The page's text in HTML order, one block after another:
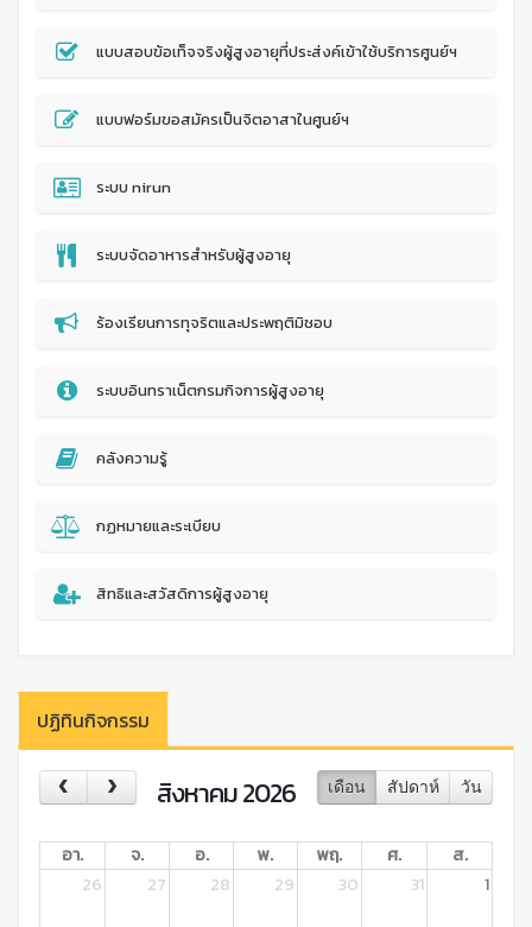
แบบสอบข้อเท็จจริงผู้สูงอายุที่ประส่งค์เข้าใช้บริการศูนย์ฯ
แบบฟอร์มขอสมัครเป็นจิตอาสาในศูนย์ฯ
ระบบ nirun
ระบบจัดอาหารสำหรับผู้สูงอายุ
ร้องเรียนการทุจริตและประพฤติมิชอบ
ระบบอินทราเน็ตกรมกิจการผู้สูงอายุ
คลังความรู้
กฏหมายและระเบียบ
สิทธิและสวัสดิการผู้สูงอายุ
ปฏิทินกิจกรรม
เดือน สัปดาห์ วัน
สิงหาคม 2026
อา. จ. อ. พ. พฤ. ศ.
ส.
26
27 28 29 30 31 1